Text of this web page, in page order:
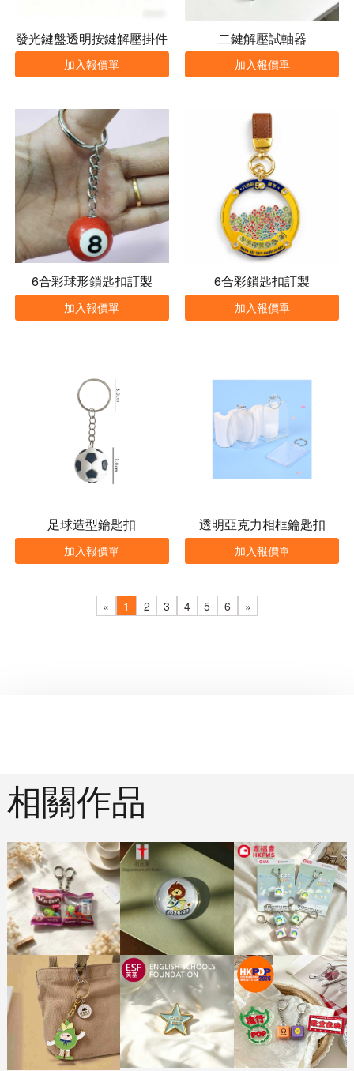
發光鍵盤透明按鍵解壓掛件
加入報價單
二鍵解壓試軸器
加入報價單
6合彩球形鎖匙扣訂製
加入報價單
6合彩鎖匙扣訂製
加入報價單
足球造型鑰匙扣
加入報價單
透明亞克力相框鑰匙扣
加入報價單
« 1 2 3 4 5 6 »
相關作品